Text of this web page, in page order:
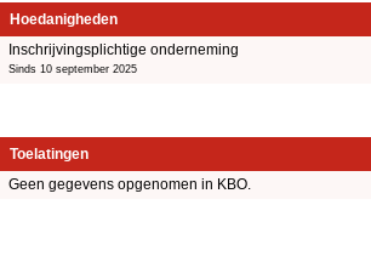
Hoedanigheden
Inschrijvingsplichtige onderneming
Sinds 10 september 2025
Toelatingen
Geen gegevens opgenomen in KBO.